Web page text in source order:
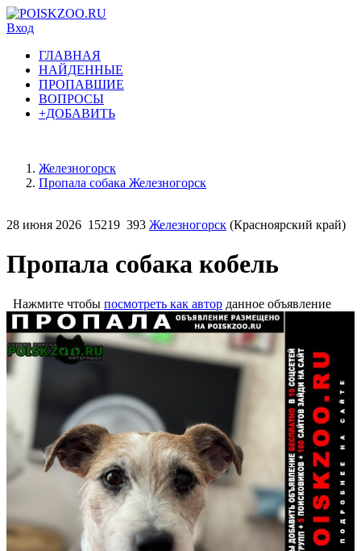
Вход
ГЛАВНАЯ
НАЙДЕННЫЕ
ПРОПАВШИЕ
ВОПРОСЫ
+ДОБАВИТЬ
Железногорск
Пропала собака Железногорск
28 июня 2026 15219 393 Железногорск (Красноярский край)
Пропала собака кобель
Нажмите чтобы посмотреть как автор данное объявление